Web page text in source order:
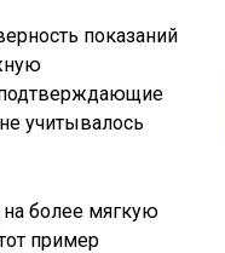
показаний
подтверждающие
учитывалось
более мягкую
пример